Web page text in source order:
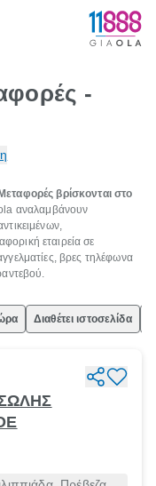
-
βρίσκονται στο
αναλαμβάνουν
εταιρεία σε
βρες τηλέφωνα
Διαθέτει ιστοσελίδα